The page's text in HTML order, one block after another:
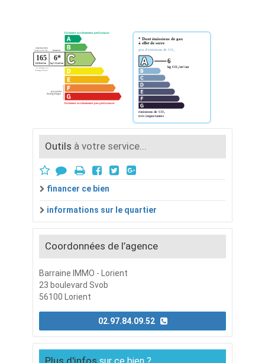
Outils à votre service...
financer ce bien
informations sur le quartier
Coordonnées de l’agence
Barraine IMMO - Lorient
23 boulevard Svob
56100 Lorient